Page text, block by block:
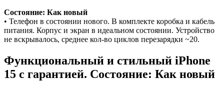
Состояние: Как новый
• Телефон в состоянии нового. В комплекте коробка и кабель
питания. Корпус и экран в идеальном состоянии. Устройство
не вскрывалось, среднее кол-во циклов перезарядки ~20.
Функциональный и стильный iPhone
15 с гарантией. Состояние: Как новый